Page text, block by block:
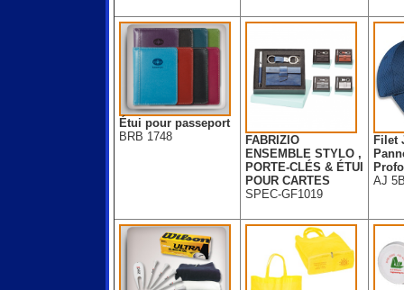
Étui pour passeport
BRB 1748
FABRIZIO
ENSEMBLE STYLO ,
PORTE-CLÉS & ÉTUI
POUR CARTES
SPEC-GF1019
Filet
AJ